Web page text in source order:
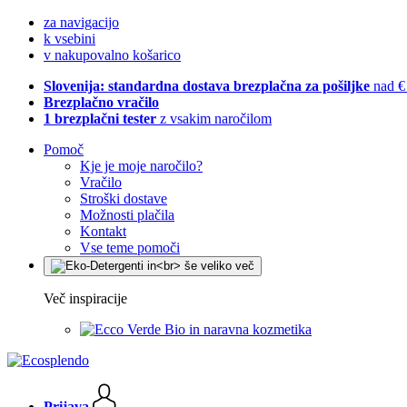
za navigacijo
k vsebini
v nakupovalno košarico
Slovenija: standardna dostava brezplačna za pošiljke nad
Brezplačno vračilo
1 brezplačni tester z vsakim naročilom
Pomoč
Kje je moje naročilo?
Vračilo
Stroški dostave
Možnosti plačila
Kontakt
Vse teme pomoči
Več inspiracije
Bio in naravna kozmetika